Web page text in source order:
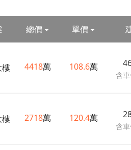
總價 單價
樓 4418萬 108.6萬
含
樓 2718萬 120.4萬
含